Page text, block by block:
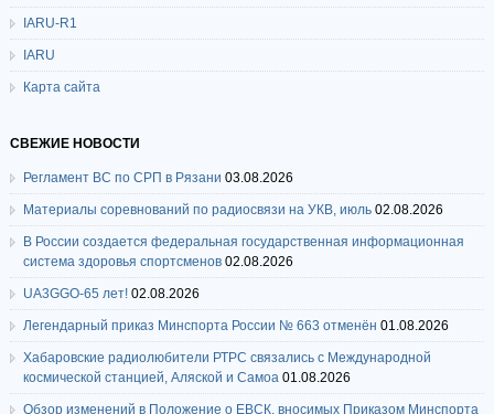
IARU-R1
IARU
Карта сайта
СВЕЖИЕ НОВОСТИ
Регламент ВС по СРП в Рязани 03.08.2026
Материалы соревнований по радиосвязи на УКВ, июль 02.08.2026
В России создается федеральная государственная информационная
система здоровья спортсменов 02.08.2026
UA3GGO-65 лет! 02.08.2026
Легендарный приказ Минспорта России № 663 отменён 01.08.2026
Хабаровские радиолюбители РТРС связались с Международной
космической станцией, Аляской и Самоа 01.08.2026
Обзор изменений в Положение о ЕВСК, вносимых Приказом Минспорта